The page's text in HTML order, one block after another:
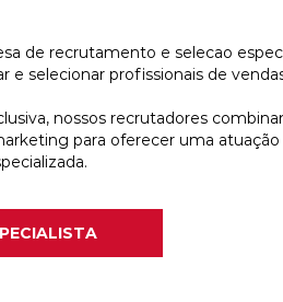
de recrutamento e selecao
e selecionar profissionais de
nossos recrutadores
para oferecer uma